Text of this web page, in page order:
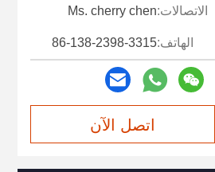
CE ، ISO
1400mm
الاتصالات:Ms. cherry chen
الهاتف:86-138-2398-3315
اتصل الآن